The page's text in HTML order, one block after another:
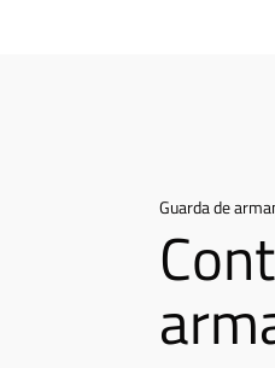
Guarda de